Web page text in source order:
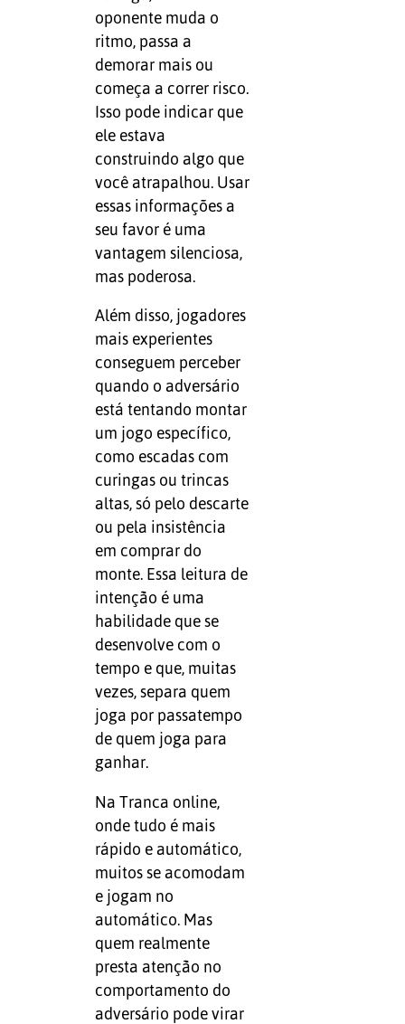
oponente muda o
ritmo, passa a
demorar mais ou
começa a correr risco.
Isso pode indicar que
ele estava
construindo algo que
você atrapalhou. Usar
essas informações a
seu favor é uma
vantagem silenciosa,
mas poderosa.
Além disso, jogadores
mais experientes
conseguem perceber
quando o adversário
está tentando montar
um jogo específico,
como escadas com
curingas ou trincas
altas, só pelo descarte
ou pela insistência
em comprar do
monte. Essa leitura de
intenção é uma
habilidade que se
desenvolve com o
tempo e que, muitas
vezes, separa quem
joga por passatempo
de quem joga para
ganhar.
Na Tranca online,
onde tudo é mais
rápido e automático,
muitos se acomodam
e jogam no
automático. Mas
quem realmente
presta atenção no
comportamento do
adversário pode virar